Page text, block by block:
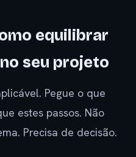
equilibrar
seu projeto
Pegue o que
estes passos. Não
Precisa de decisão.